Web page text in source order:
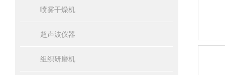
喷雾干燥机
超声波仪器
组织研磨机